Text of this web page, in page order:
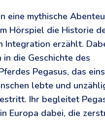
eine mythische
Hörspiel die Historie
Integration erzählt.
die Geschichte des
Pegasus, das
lebte und
Ihr begleitet
Europa dabei, die